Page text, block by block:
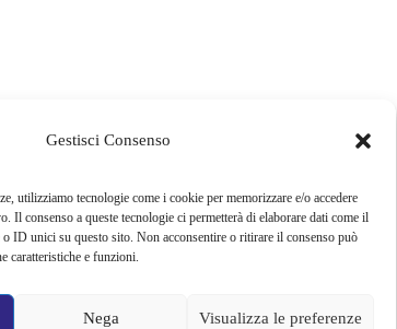
Gestisci Consenso
utilizziamo tecnologie come i cookie per memorizzare e/o accedere
Il consenso a queste tecnologie ci permetterà di elaborare dati come il
ID unici su questo sito. Non acconsentire o ritirare il consenso può
caratteristiche e funzioni.
Nega Visualizza le preferenze